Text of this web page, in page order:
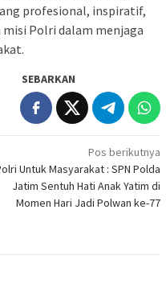
profesional, inspiratif,
Polri dalam menjaga
SEBARKAN
Pos berikutnya
Untuk Masyarakat : SPN Polda
Jatim Sentuh Hati Anak Yatim di
Momen Hari Jadi Polwan ke-77